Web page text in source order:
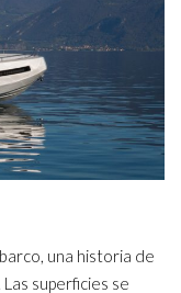
una historia de
superficies se